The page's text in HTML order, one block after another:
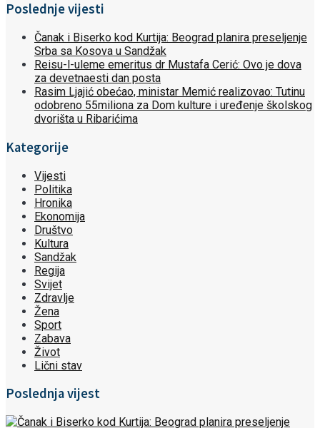
Poslednje vijesti
Čanak i Biserko kod Kurtija: Beograd planira preseljenje
Srba sa Kosova u Sandžak
Reisu-l-uleme emeritus dr Mustafa Cerić: Ovo je dova
za devetnaesti dan posta
Rasim Ljajić obećao, ministar Memić realizovao: Tutinu
odobreno 55miliona za Dom kulture i uređenje školskog
dvorišta u Ribarićima
Kategorije
Vijesti
Politika
Hronika
Ekonomija
Društvo
Kultura
Sandžak
Regija
Svijet
Zdravlje
Žena
Sport
Zabava
Život
Lični stav
Poslednja vijest